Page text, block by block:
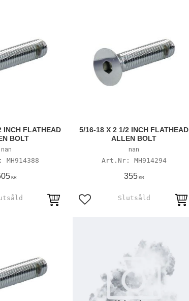
INCH FLATHEAD
BOLT
nan
MH914388
KR
5/16-18 X 2 1/2 INCH FLATHEAD
ALLEN BOLT
nan
MH914294
355KR
Lägg till i favoriter